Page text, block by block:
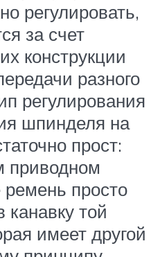
регулировать,
за счет
конструкции
разного
регулирования
шпинделя на
прост:
приводном
ремень просто
канавку той
имеет другой